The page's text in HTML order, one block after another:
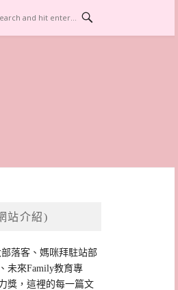
站介紹)
落客、媽咪拜駐站部
未來Family教育專
獎，這裡的每一篇文